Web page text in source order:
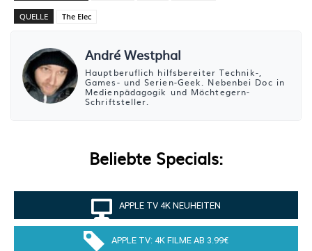
QUELLE The Elec
André Westphal
Hauptberuflich hilfsbereiter Technik-,
Games- und Serien-Geek. Nebenbei Doc in
Medienpädagogik und Möchtegern-
Schriftsteller.
Beliebte Specials:
APPLE TV 4K NEUHEITEN
APPLE TV: 4K FILME AB 3.99€